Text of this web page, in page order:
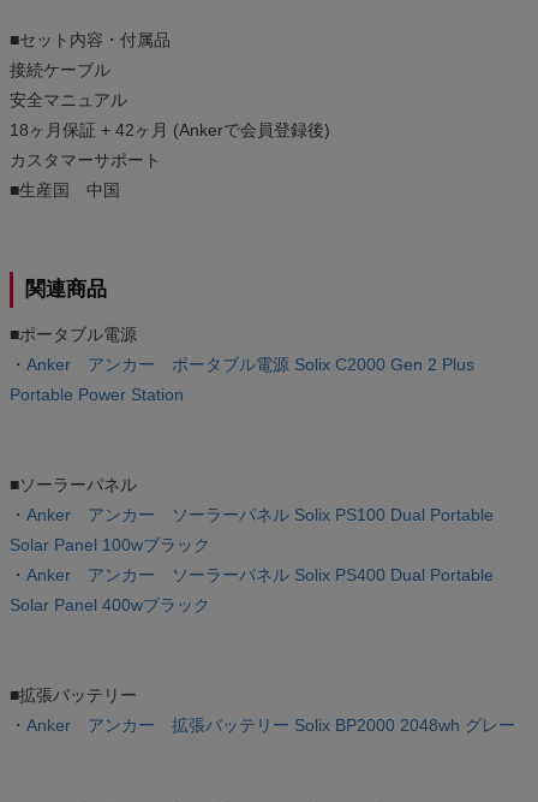
■セット内容・付属品
接続ケーブル
安全マニュアル
18ヶ月保証 + 42ヶ月 (Ankerで会員登録後)
カスタマーサポート
■生産国 中国
関連商品
■ポータブル電源
・ Anker アンカー ポータブル電源 Solix C2000 Gen 2 Plus
Portable Power Station
■ソーラーパネル
・ Anker アンカー ソーラーパネル Solix PS100 Dual Portable
Solar Panel 100wブラック
・ Anker アンカー ソーラーパネル Solix PS400 Dual Portable
Solar Panel 400wブラック
■拡張バッテリー
・ Anker アンカー 拡張バッテリー Solix BP2000 2048wh グレー